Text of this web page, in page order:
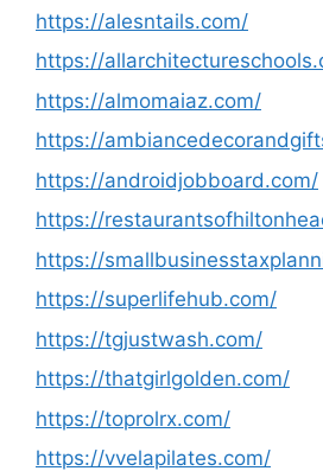
https://alesntails.com/
https://
https://almomaiaz.com/
https://
https://androidjobboard.com/
https://
https://
https://superlifehub.com/
https://tgjustwash.com/
https://thatgirlgolden.com/
https://toprolrx.com/
https://vvelapilates.com/